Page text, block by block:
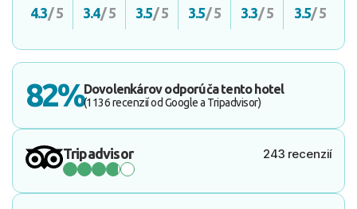
4.3/ 5 3.4/ 5 3.5/ 5 3.5/ 5 3.3/ 5 3.5/ 5
82%Dovolenkárov odporúča tento hotel
(1136 recenzií od Google a Tripadvisor)
Tripadvisor 243 recenzií